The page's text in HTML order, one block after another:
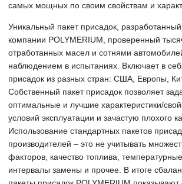
самых мощных по своим свойствам и
Уникальный пакет присадок,
компании POLYMERIUM, проверенный
отработанных масел и сотнями
наблюдением в испытаниях. Включает в
присадок из разных стран: США, Европы,
Собственный пакет присадок позволяет
оптимальные и лучшие характеристики/
условий эксплуатации и зачастую плохого
Использование стандартных пакетов
производителей – это не учитывать
факторов, качество топлива,
интервалы замены и прочее. В итоге